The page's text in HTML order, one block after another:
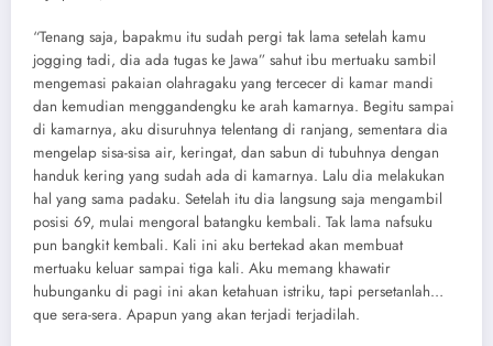
“Tenang saja, bapakmu itu sudah pergi tak lama setelah kamu
jogging tadi, dia ada tugas ke Jawa” sahut ibu mertuaku sambil
mengemasi pakaian olahragaku yang tercecer di kamar mandi
dan kemudian menggandengku ke arah kamarnya. Begitu sampai
di kamarnya, aku disuruhnya telentang di ranjang, sementara dia
mengelap sisa-sisa air, keringat, dan sabun di tubuhnya dengan
handuk kering yang sudah ada di kamarnya. Lalu dia melakukan
hal yang sama padaku. Setelah itu dia langsung saja mengambil
posisi 69, mulai mengoral batangku kembali. Tak lama nafsuku
pun bangkit kembali. Kali ini aku bertekad akan membuat
mertuaku keluar sampai tiga kali. Aku memang khawatir
hubunganku di pagi ini akan ketahuan istriku, tapi persetanlah…
que sera-sera. Apapun yang akan terjadi terjadilah.